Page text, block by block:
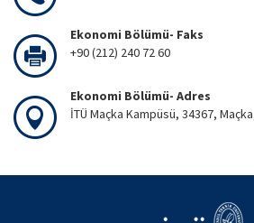
Ekonomi Bölümü- Faks
+90 (212) 240 72 60
Ekonomi Bölümü- Adres
İTÜ Maçka Kampüsü, 34367,